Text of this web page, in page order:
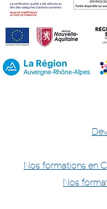
Nos formations en
Nos